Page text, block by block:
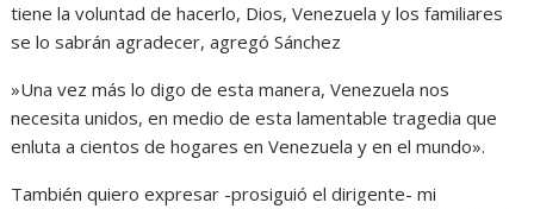
tiene la voluntad de hacerlo, Dios, Venezuela y los familiares
se lo sabrán agradecer, agregó Sánchez
‎»Una vez más lo digo de esta manera, Venezuela nos
necesita unidos, en medio de esta lamentable tragedia que
enluta a cientos de hogares en Venezuela y en el mundo».
‎También quiero expresar -prosiguió el dirigente- mi